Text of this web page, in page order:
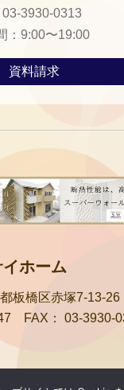
03-3930-0313
： 9:00〜19:00
資料請求
ホーム
板橋区赤塚7-13-26
FAX： 03-3930-